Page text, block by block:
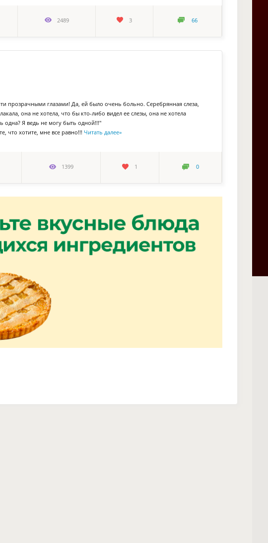
2489 3 66
прозрачными глазами! Да, ей было очень больно. Серебрянная слеза,
она не хотела, что бы кто-либо видел ее слезы, она не хотела
одна? Я ведь не могу быть одной!!!"
что хотите, мне все равно!!! Читать далее»
1399 1 0